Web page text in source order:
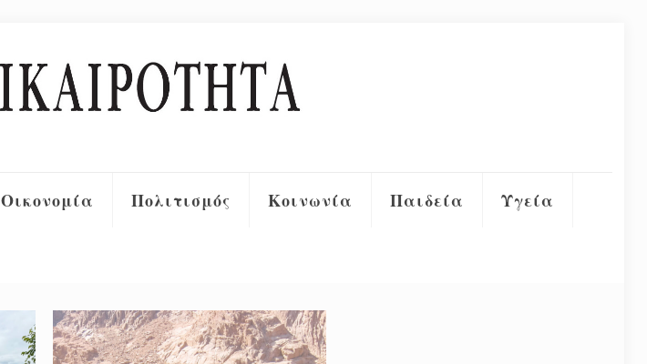
Οικονομία Πολιτισμός Κοινωνία Παιδεία Υγεία